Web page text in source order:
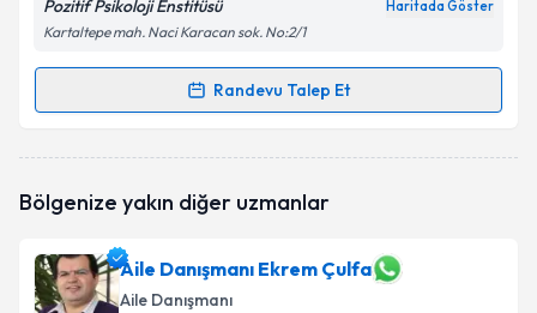
Pozitif Psikoloji Enstitüsü Haritada Göster
Kartaltepe mah. Naci Karacan sok. No:2/1
Randevu Talep Et
Randevu Takvimi Talebi
takvimi talebi oluşturun. Size bu uzmandan randevu
bilgilendireceğiz.
E-posta Adresiniz
Bölgenize yakın diğer uzmanlar
Aile Danışmanı Ekrem Çulfa
Aile Danışmanı